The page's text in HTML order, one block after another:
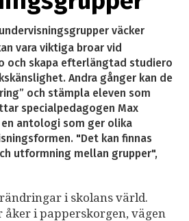
väcker
vara viktiga broar vid
och skapa efterlängtad studiero
Andra gånger kan de
och stämpla eleven som
specialpedagogen Max
antologi som ger olika
"Det kan finnas
utformning mellan grupper",
i skolans värld.
åker i papperskorgen, vägen